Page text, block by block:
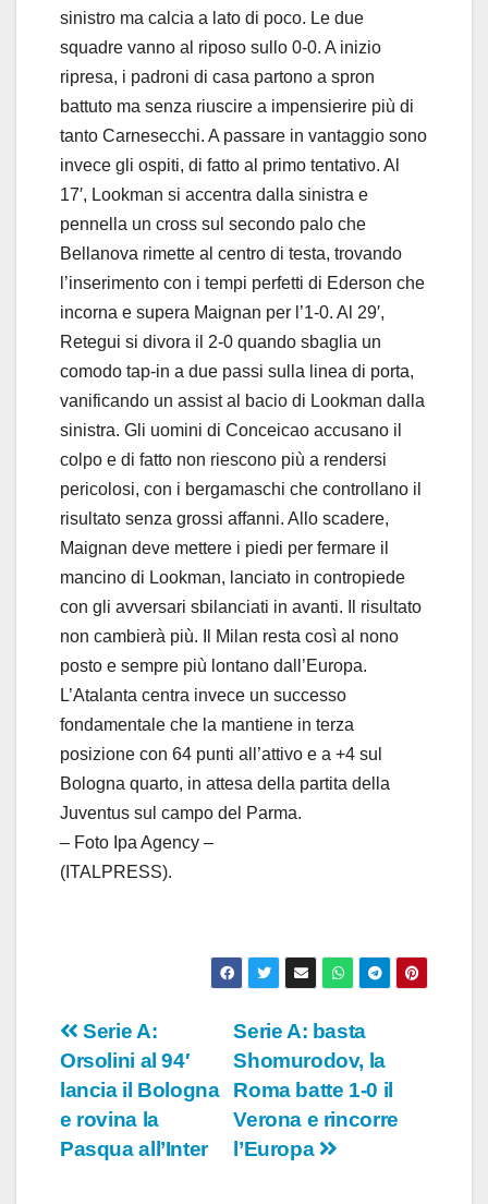
sinistro ma calcia a lato di poco. Le due
squadre vanno al riposo sullo 0-0. A inizio
ripresa, i padroni di casa partono a spron
battuto ma senza riuscire a impensierire più di
tanto Carnesecchi. A passare in vantaggio sono
invece gli ospiti, di fatto al primo tentativo. Al
17′, Lookman si accentra dalla sinistra e
pennella un cross sul secondo palo che
Bellanova rimette al centro di testa, trovando
l’inserimento con i tempi perfetti di Ederson che
incorna e supera Maignan per l’1-0. Al 29′,
Retegui si divora il 2-0 quando sbaglia un
comodo tap-in a due passi sulla linea di porta,
vanificando un assist al bacio di Lookman dalla
sinistra. Gli uomini di Conceicao accusano il
colpo e di fatto non riescono più a rendersi
pericolosi, con i bergamaschi che controllano il
risultato senza grossi affanni. Allo scadere,
Maignan deve mettere i piedi per fermare il
mancino di Lookman, lanciato in contropiede
con gli avversari sbilanciati in avanti. Il risultato
non cambierà più. Il Milan resta così al nono
posto e sempre più lontano dall’Europa.
L’Atalanta centra invece un successo
fondamentale che la mantiene in terza
posizione con 64 punti all’attivo e a +4 sul
Bologna quarto, in attesa della partita della
Juventus sul campo del Parma.
– Foto Ipa Agency –
(ITALPRESS).
Navigazione
articoli
Serie A: basta
Shomurodov, la
Roma batte 1-0 il
Verona e rincorre
l’Europa
Serie A:
Orsolini al 94′
lancia il Bologna
e rovina la
Pasqua all’Inter